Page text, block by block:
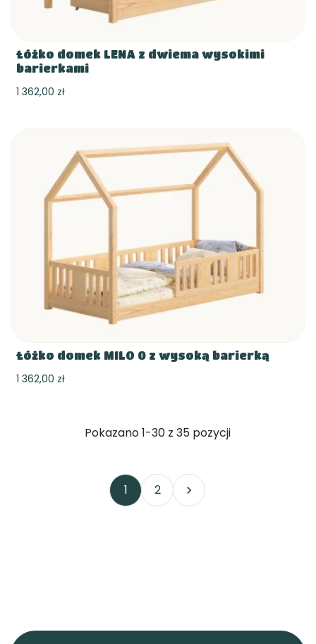
Łóżko domek LENA z dwiema wysokimi
barierkami
1 362,00 zł
Łóżko domek MILO 0 z wysoką barierką
1 362,00 zł
Pokazano 1-30 z 35 pozycji
1 2 